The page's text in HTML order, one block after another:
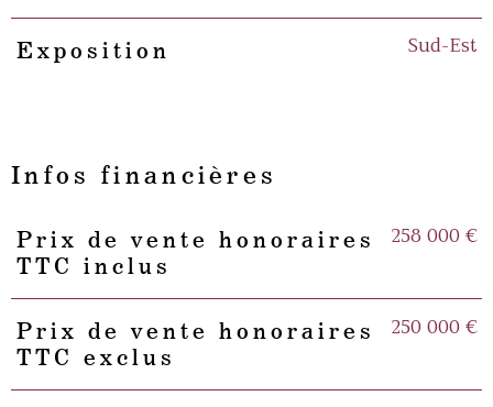
Exposition Sud-Est
Infos financières
Caractéristiques Valeurs
Prix de vente honoraires
TTC inclus
258 000 €
Prix de vente honoraires
TTC exclus
250 000 €